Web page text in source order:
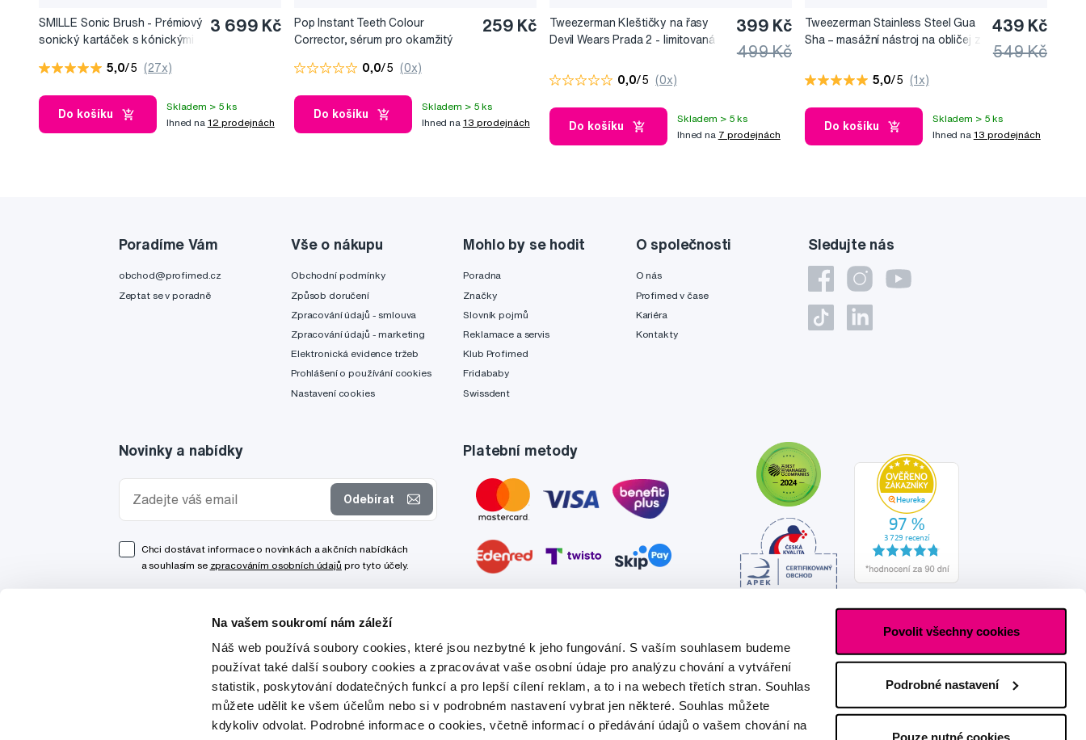
Na vašem soukromí nám záleží
Náš web používá soubory cookies, které jsou nezbytné k jeho fungování. S vaším souhlasem budeme
používat také další soubory cookies a zpracovávat vaše osobní údaje pro analýzu chování a vytváření
statistik, poskytování dodatečných funkcí a pro lepší cílení reklam, a to i na webech třetích stran. Souhlas
můžete udělit ke všem účelům nebo si v podrobném nastavení vybrat jen některé. Souhlas můžete
kdykoliv odvolat. Podrobné informace o cookies, včetně informací o předávání údajů o vašem chování na
Povolit všechny cookies
Podrobné nastavení
Pouze nutné cookies
SMILLE Sonic Brush - Prémiový
sonický kartáček s kónickými
3 699 Kč
5,0/5 (27x)
Do košíku
Skladem > 5 ks
Ihned na 12 prodejnách
Pop Instant Teeth Colour
Corrector, sérum pro okamžitý
259 Kč
0,0/5 (0x)
Do košíku
Skladem > 5 ks
Ihned na 13 prodejnách
Tweezerman Kleštičky na řasy
Devil Wears Prada 2 - limitovaná
399 Kč
499 Kč
0,0/5 (0x)
Do košíku
Skladem > 5 ks
Ihned na 7 prodejnách
Tweezerman Stainless Steel Gua
Sha –⁠⁠⁠⁠⁠⁠ masážní nástroj na obličej z
439 Kč
549 Kč
5,0/5 (1x)
Do košíku
Skladem > 5 ks
Ihned na 13 prodejnách
Sledujte nás
Poradíme Vám
obchod@profimed.cz
Zeptat se v poradně
Vše o nákupu
Obchodní podmínky
Způsob doručení
Zpracování údajů - smlouva
Zpracování údajů - marketing
Elektronická evidence tržeb
Prohlášení o používání cookies
Nastavení cookies
Mohlo by se hodit
Poradna
Značky
Slovník pojmů
Reklamace a servis
Klub Profimed
Fridababy
Swissdent
O společnosti
O nás
Profimed v čase
Kariéra
Kontakty
Novinky a nabídky
Odebírat
Chci dostávat informace o novinkách a akčních nabídkách
a souhlasím se zpracováním osobních údajů pro tyto účely.
Platební metody